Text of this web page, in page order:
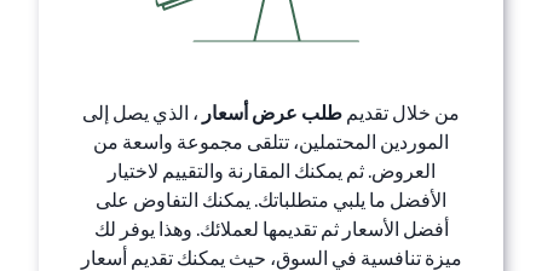
من خلال تقديم طلب عرض أسعار ، الذي يصل إلى
الموردين المحتملين، تتلقى مجموعة واسعة من
العروض. ثم يمكنك المقارنة والتقييم لاختيار
الأفضل ما يلبي متطلباتك. يمكنك التفاوض على
أفضل الأسعار ثم تقديمها لعملائك. وهذا يوفر لك
ميزة تنافسية في السوق، حيث يمكنك تقديم أسعار